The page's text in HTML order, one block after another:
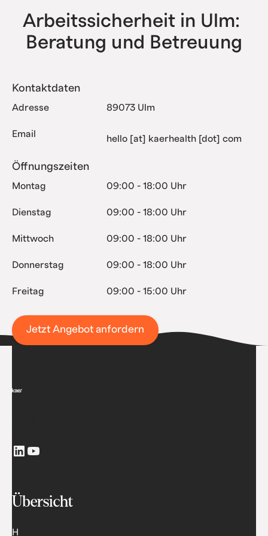
Arbeitssicherheit in Ulm:
Beratung und Betreuung
Kontaktdaten
Adresse 89073 Ulm
Email hello [at] kaerhealth [dot] com
Öffnungszeiten
Montag 09:00 - 18:00 Uhr
Dienstag 09:00 - 18:00 Uhr
Mittwoch 09:00 - 18:00 Uhr
Donnerstag 09:00 - 18:00 Uhr
Freitag 09:00 - 15:00 Uhr
Jetzt Angebot anfordern
Übersicht
H